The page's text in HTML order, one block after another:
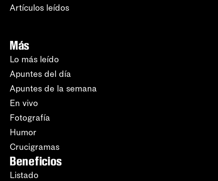
Artículos leídos
Más
Lo más leído
Apuntes del día
Apuntes de la semana
En vivo
Fotografía
Humor
Crucigramas
Beneficios
Listado